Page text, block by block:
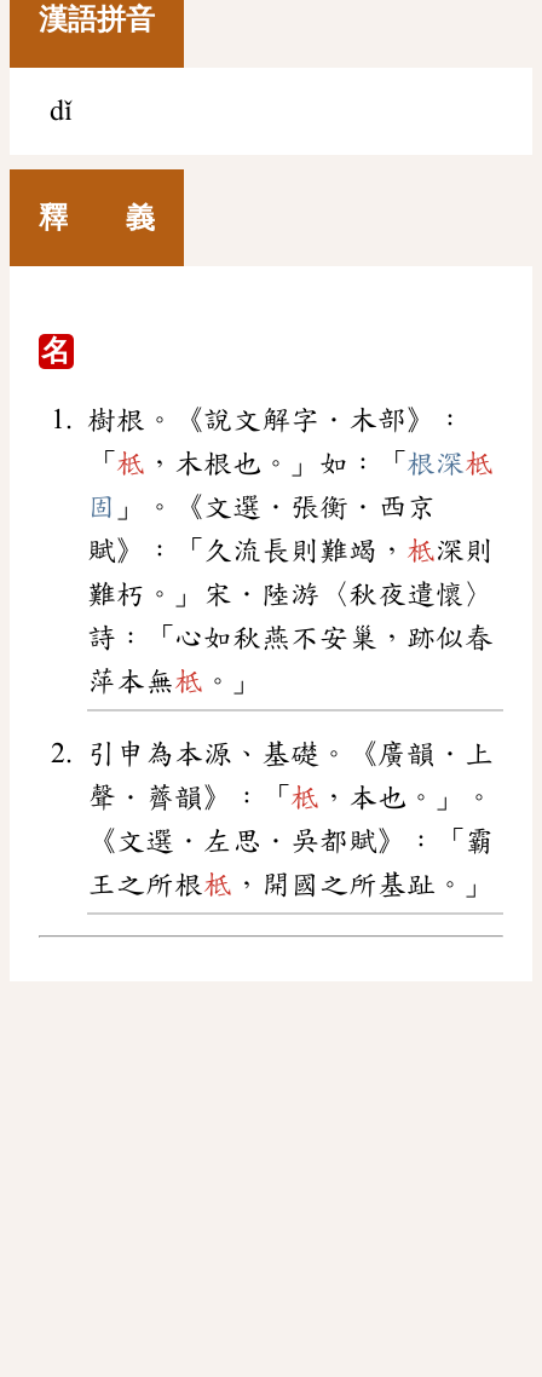
漢語拼音
dǐ
釋 義
名
樹根。《說文解字．木部》：
「 柢 ，木根也。」如：「 根深柢
固 」。《文選．張衡．西京
賦》：「久流長則難竭， 柢深則
難朽。」宋．陸游〈秋夜遣懷〉
詩：「心如秋燕不安巢，跡似春
萍本無柢 。」
引申為本源、基礎。《廣韻．上
聲．薺韻》：「 柢 ，本也。」。
《文選．左思．吳都賦》：「霸
王之所根柢 ，開國之所基趾。」